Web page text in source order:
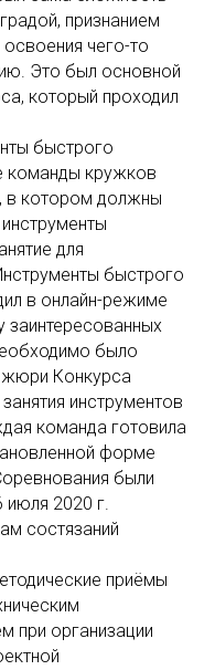
признанием
чего-то
Это был основной
который проходил
быстрого
команды кружков
в котором должны
для
быстрого
в онлайн-режиме
заинтересованных
было
жюри Конкурса
инструментов
команда готовила
форме
были
июля 2020 г.
состязаний
приёмы
при организации